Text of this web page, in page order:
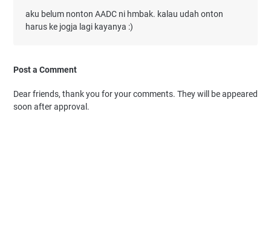
aku belum nonton AADC ni hmbak. kalau udah onton
harus ke jogja lagi kayanya :)
Post a Comment
Dear friends, thank you for your comments. They will be appeared
soon after approval.